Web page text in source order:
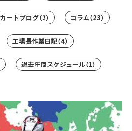
カートブログ（2） コラム（23）
工場長作業日記（4）
過去年間スケジュール（1）